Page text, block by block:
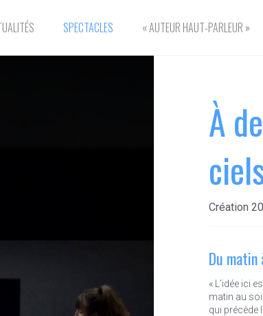
SPECTACLES « AUTEUR HAUT-PARLEUR »
À
Création
Du
« L’idée ici
matin au
qui précède